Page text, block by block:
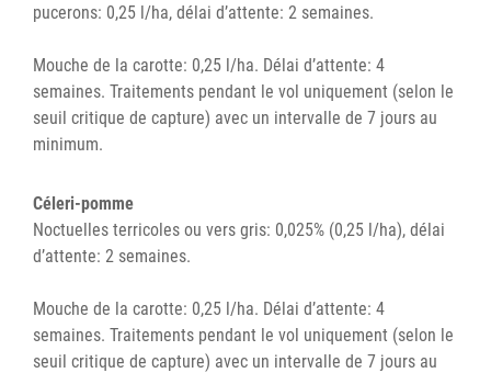
pucerons: 0,25 l/ha, délai d’attente: 2 semaines.
Mouche de la carotte: 0,25 l/ha. Délai d’attente: 4
semaines. Traitements pendant le vol uniquement (selon le
seuil critique de capture) avec un intervalle de 7 jours au
minimum.
Céleri-pomme
Noctuelles terricoles ou vers gris: 0,025% (0,25 l/ha), délai
d’attente: 2 semaines.
Mouche de la carotte: 0,25 l/ha. Délai d’attente: 4
semaines. Traitements pendant le vol uniquement (selon le
seuil critique de capture) avec un intervalle de 7 jours au